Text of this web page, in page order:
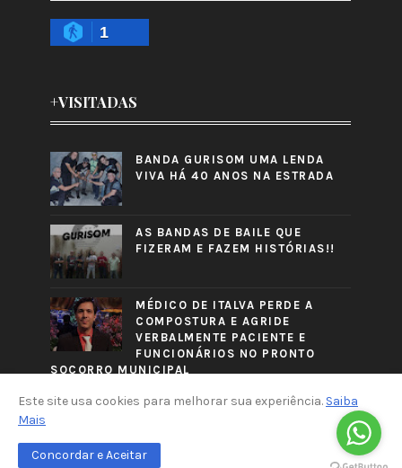
1
+VISITADAS
BANDA GURISOM UMA LENDA
VIVA HÁ 40 ANOS NA ESTRADA
AS BANDAS DE BAILE QUE
FIZERAM E FAZEM HISTÓRIAS!!
MÉDICO DE ITALVA PERDE A
COMPOSTURA E AGRIDE
VERBALMENTE PACIENTE E
FUNCIONÁRIOS NO PRONTO
SOCORRO MUNICIPAL
Este site usa cookies para melhorar sua experiência. Saiba
Mais
Concordar e Aceitar